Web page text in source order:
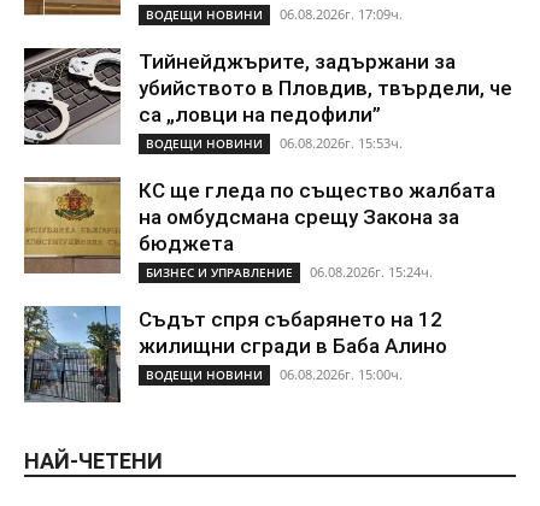
ВОДЕЩИ НОВИНИ 06.08.2026г. 17:09ч.
Тийнейджърите, задържани за
убийството в Пловдив, твърдели, че
са „ловци на педофили”
ВОДЕЩИ НОВИНИ 06.08.2026г. 15:53ч.
КС ще гледа по същество жалбата
на омбудсмана срещу Закона за
бюджета
БИЗНЕС И УПРАВЛЕНИЕ 06.08.2026г. 15:24ч.
Съдът спря събарянето на 12
жилищни сгради в Баба Алино
ВОДЕЩИ НОВИНИ 06.08.2026г. 15:00ч.
НАЙ-ЧЕТЕНИ